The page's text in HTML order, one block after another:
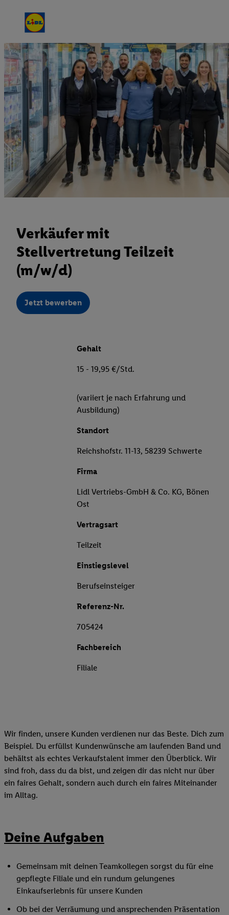
Verkäufer mit
Stellvertretung Teilzeit
(m/w/d)
Jetzt bewerben
Gehalt
15 - 19,95 €/Std.
(variiert je nach Erfahrung und
Ausbildung)
Standort
Reichshofstr. 11-13, 58239 Schwerte
Firma
Lidl Vertriebs-GmbH & Co. KG, Bönen
Ost
Vertragsart
Teilzeit
Einstiegslevel
Berufseinsteiger
Referenz-Nr.
705424
Fachbereich
Filiale
Wir finden, unsere Kunden verdienen nur das Beste. Dich zum
Beispiel. Du erfüllst Kundenwünsche am laufenden Band und
behältst als echtes Verkaufstalent immer den Überblick. Wir
sind froh, dass du da bist, und zeigen dir das nicht nur über
ein faires Gehalt, sondern auch durch ein faires Miteinander
im Alltag.
Deine Aufgaben
Gemeinsam mit deinen Teamkollegen sorgst du für eine
gepflegte Filiale und ein rundum gelungenes
Einkaufserlebnis für unsere Kunden
Ob bei der Verräumung und ansprechenden Präsentation